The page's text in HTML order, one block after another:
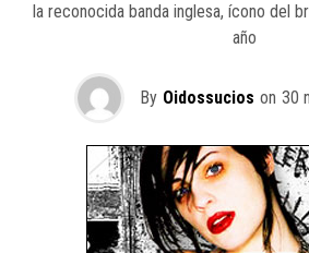
la reconocida banda inglesa, ícono del
año
By Oidossucios on 30